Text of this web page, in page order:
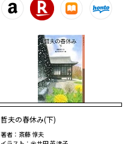
哲夫の春休み(下)
著者：斎藤 惇夫